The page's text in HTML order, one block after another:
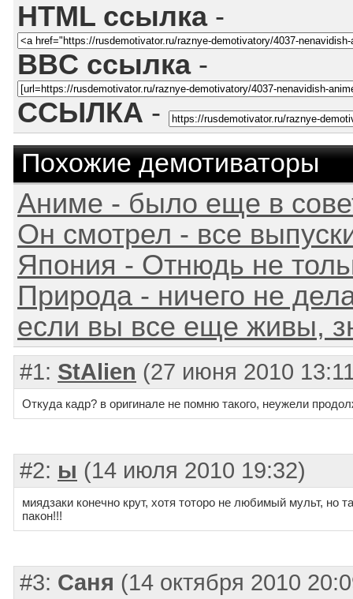
HTML ссылка-
BBC ссылка-
ССЫЛКА -
Похожие демотиваторы
Аниме - было еще в
Он смотрел - все
Япония - Отнюдь не
Природа - ничего не
если вы все еще живы,
#1: StAlien (27 июня 2010
Откуда кадр? в оригинале не помню такого, неужели
#2: ы (14 июля 2010 19:32)
миядзаки конечно крут, хотя тоторо не любимый мульт, но
пакон!!!
#3: Саня (14 октября 2010